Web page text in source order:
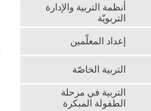
أنظمة التربية والإدارة
التربويّة
إعداد المعلّمين
التربية الخاصّة
التربية في مرحلة
الطفولة المبكرة